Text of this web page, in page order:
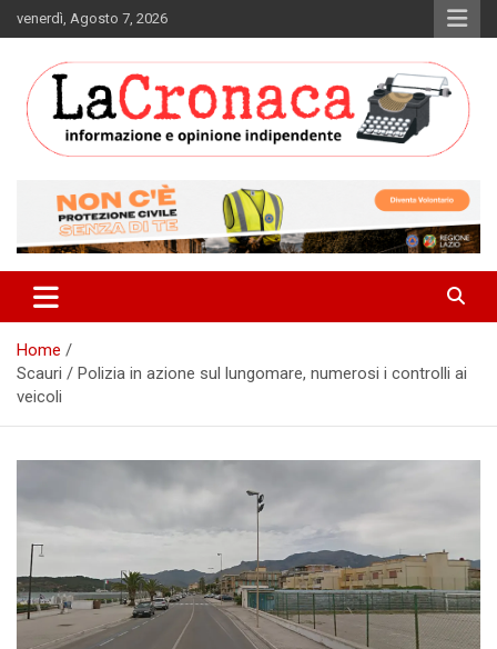
to
venerdì, Agosto 7, 2026
La Cronaca Quotidiano
Home
Scauri / Polizia in azione sul lungomare, numerosi i controlli ai
veicoli